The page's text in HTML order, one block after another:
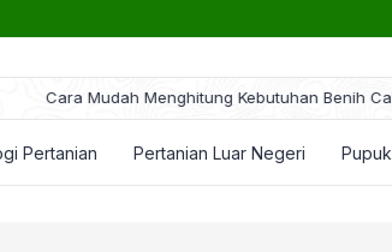
Mudah Menghitung Kebutuhan Benih Cabai/Cabe
Pertanian Pertanian Luar Negeri Pupuk